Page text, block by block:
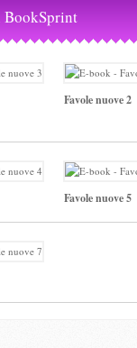
BookSprint
Favole nuove 2
Favole nuove 5